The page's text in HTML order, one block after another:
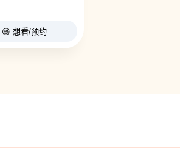
😄 想看/预约